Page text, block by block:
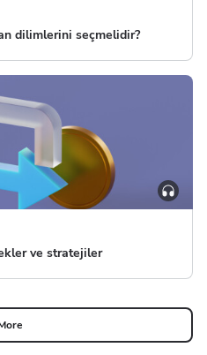
dilimlerini seçmelidir?
ve stratejiler